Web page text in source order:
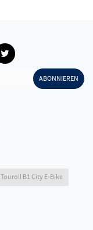
ABONNIEREN
Touroll B1 City E-Bike